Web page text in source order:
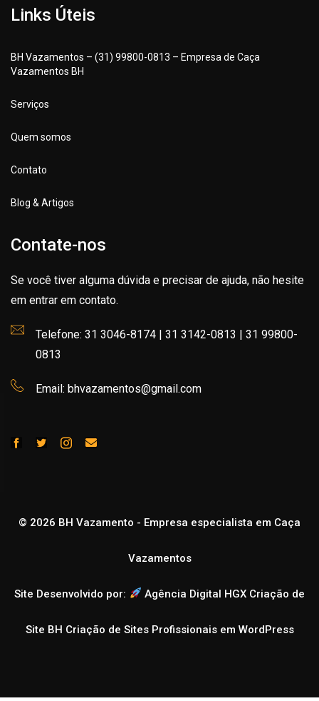
Links Úteis
BH Vazamentos – (31) 99800-0813 – Empresa de Caça
Vazamentos BH
Serviços
Quem somos
Contato
Blog & Artigos
Contate-nos
Se você tiver alguma dúvida e precisar de ajuda, não hesite
em entrar em contato.
Telefone: 31 3046-8174 | 31 3142-0813 | 31 99800-
0813
Email: bhvazamentos@gmail.com
© 2026 BH Vazamento - Empresa especialista em Caça
Vazamentos
Site Desenvolvido por: Agência Digital HGX Criação de
Site BH Criação de Sites Profissionais em WordPress